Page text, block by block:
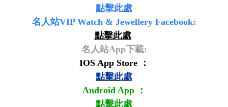
點擊此處
名人站VIP Watch & Jewellery Facebook:
點擊此處
名人站App下載:
IOS App Store ：
點擊此處
Android App ：
點擊此處